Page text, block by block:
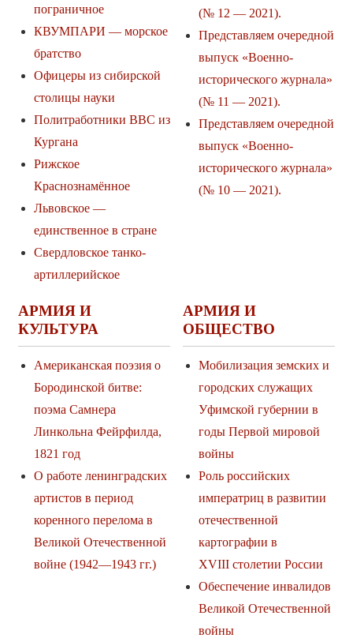
пограничное
КВУМПАРИ — морское
братство
Офицеры из сибирской
столицы науки
Политработники ВВС из
Кургана
Рижское
Краснознамённое
Львовское —
единственное в стране
Свердловское танко-
артиллерийское
(№ 12 — 2021).
Представляем очередной
выпуск «Военно-
исторического журнала»
(№ 11 — 2021).
Представляем очередной
выпуск «Военно-
исторического журнала»
(№ 10 — 2021).
АРМИЯ И
КУЛЬТУРА
Американская поэзия о
Бородинской битве:
поэма Самнера
Линкольна Фейрфилда,
1821 год
О работе ленинградских
артистов в период
коренного перелома в
Великой Отечественной
войне (1942—1943 гг.)
АРМИЯ И
ОБЩЕСТВО
Мобилизация земских и
городских служащих
Уфимской губернии в
годы Первой мировой
войны
Роль российских
императриц в развитии
отечественной
картографии в
XVIII столетии России
Обеспечение инвалидов
Великой Отечественной
войны